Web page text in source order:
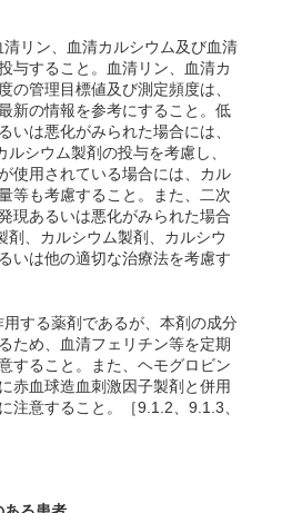
リン、血清カルシウム及び血清
与すること。血清リン、血清カ
の管理目標値及び測定頻度は、
新の情報を参考にすること。低
いは悪化がみられた場合には、
シウム製剤の投与を考慮し、
使用されている場合には、カル
等も考慮すること。また、二次
現あるいは悪化がみられた場合
剤、カルシウム製剤、カルシウ
いは他の適切な治療法を考慮す
する薬剤であるが、本剤の成分
ため、血清フェリチン等を定期
すること。また、ヘモグロビン
赤血球造血刺激因子製剤と併用
注意すること。［9.1.2、9.1.3、